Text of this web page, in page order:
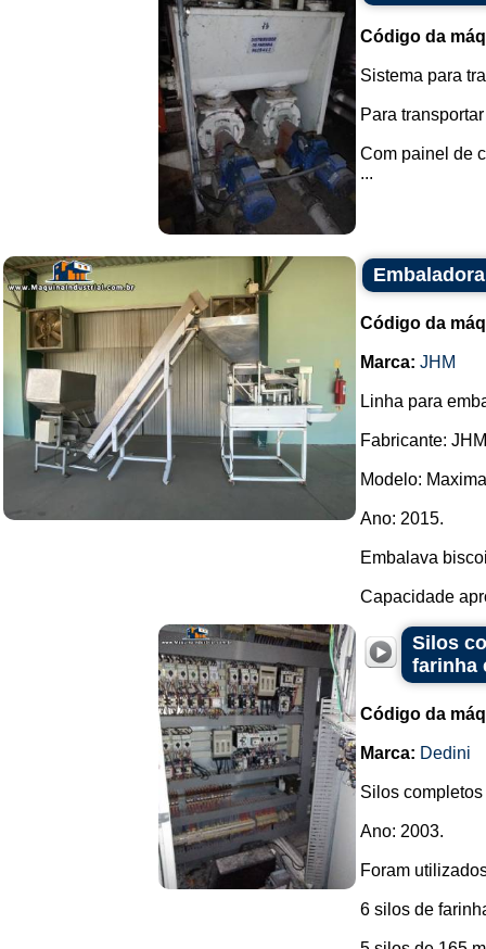
Código da
Sistema para
Para
Com painel de
...
Código da
Marca: JHM
Linha para
Fabricante:
Modelo:
Ano: 2015.
Embalava
Capacidade
Silos
farinha
Código da
Marca: Dedini
Silos
Ano: 2003.
Foram
6 silos de